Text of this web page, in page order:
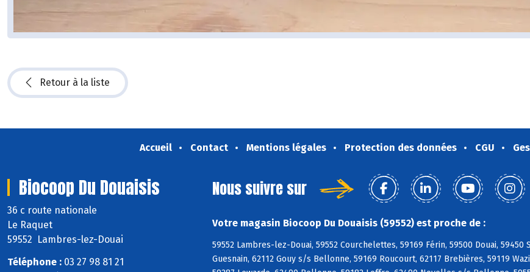
Retour à la liste
Accueil Contact Mentions légales Protection des données CGU
Biocoop Du Douaisis
36 c route nationale
Le Raquet
59552 Lambres-lez-Douai
Téléphone : 03 27 98 81 21
Nous suivre sur
Votre magasin Biocoop Du Douaisis (59552) est proche de :
59552 Lambres-lez-Douai, 59552 Courchelettes, 59169 Férin, 59500 Douai,
Guesnain, 62112 Gouy s/s Bellonne, 59169 Roucourt, 62117 Brebières, 59119